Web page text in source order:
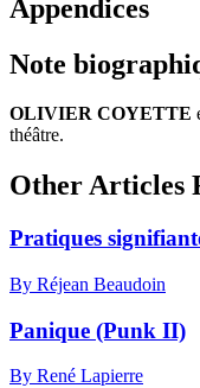
Appendices
Note
OLIVIER COYETTE
théâtre.
Other Articles
Pratiques
By Réjean Beaudoin
Panique (Punk II)
By René Lapierre